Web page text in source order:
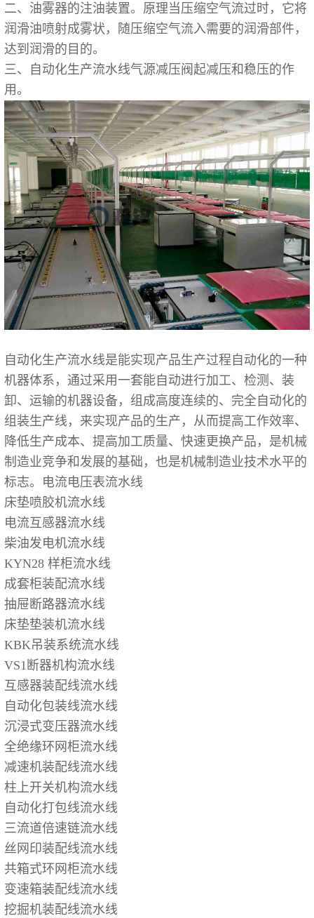
二、油雾器的注油装置。原理当压缩空气流过时，它将
润滑油喷射成雾状，随压缩空气流入需要的润滑部件，
达到润滑的目的。
三、自动化生产流水线气源减压阀起减压和稳压的作
用。
自动化生产流水线是能实现产品生产过程自动化的一种
机器体系，通过采用一套能自动进行加工、检测、装
卸、运输的机器设备，组成高度连续的、完全自动化的
组装生产线，来实现产品的生产，从而提高工作效率、
降低生产成本、提高加工质量、快速更换产品，是机械
制造业竞争和发展的基础，也是机械制造业技术水平的
标志。电流电压表流水线
床垫喷胶机流水线
电流互感器流水线
柴油发电机流水线
KYN28 样柜流水线
成套柜装配流水线
抽屉断路器流水线
床垫垫装机流水线
KBK吊装系统流水线
VS1断器机构流水线
互感器装配线流水线
自动化包装线流水线
沉浸式变压器流水线
全绝缘环网柜流水线
减速机装配线流水线
柱上开关机构流水线
自动化打包线流水线
三流道倍速链流水线
丝网印装配线流水线
共箱式环网柜流水线
变速箱装配线流水线
挖掘机装配线流水线